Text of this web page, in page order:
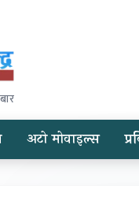
अटो मोवाइल्स